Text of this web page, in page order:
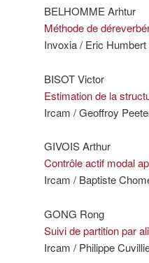
BELHOMME Arhtur
Méthode de
Invoxia / Eric Humbert
BISOT Victor
Estimation de la
Ircam / Geoffroy
GIVOIS Arthur
Contrôle actif modal
Ircam / Baptiste
GONG Rong
Suivi de partition par
Ircam / Philippe